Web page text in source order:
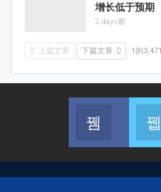
增长低于预期
2 days前
上篇文章 下篇文章 1的3,471
Facebook